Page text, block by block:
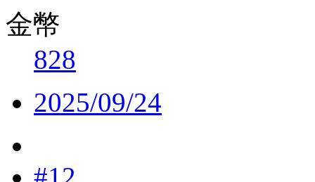
金幣
828
2025/09/24